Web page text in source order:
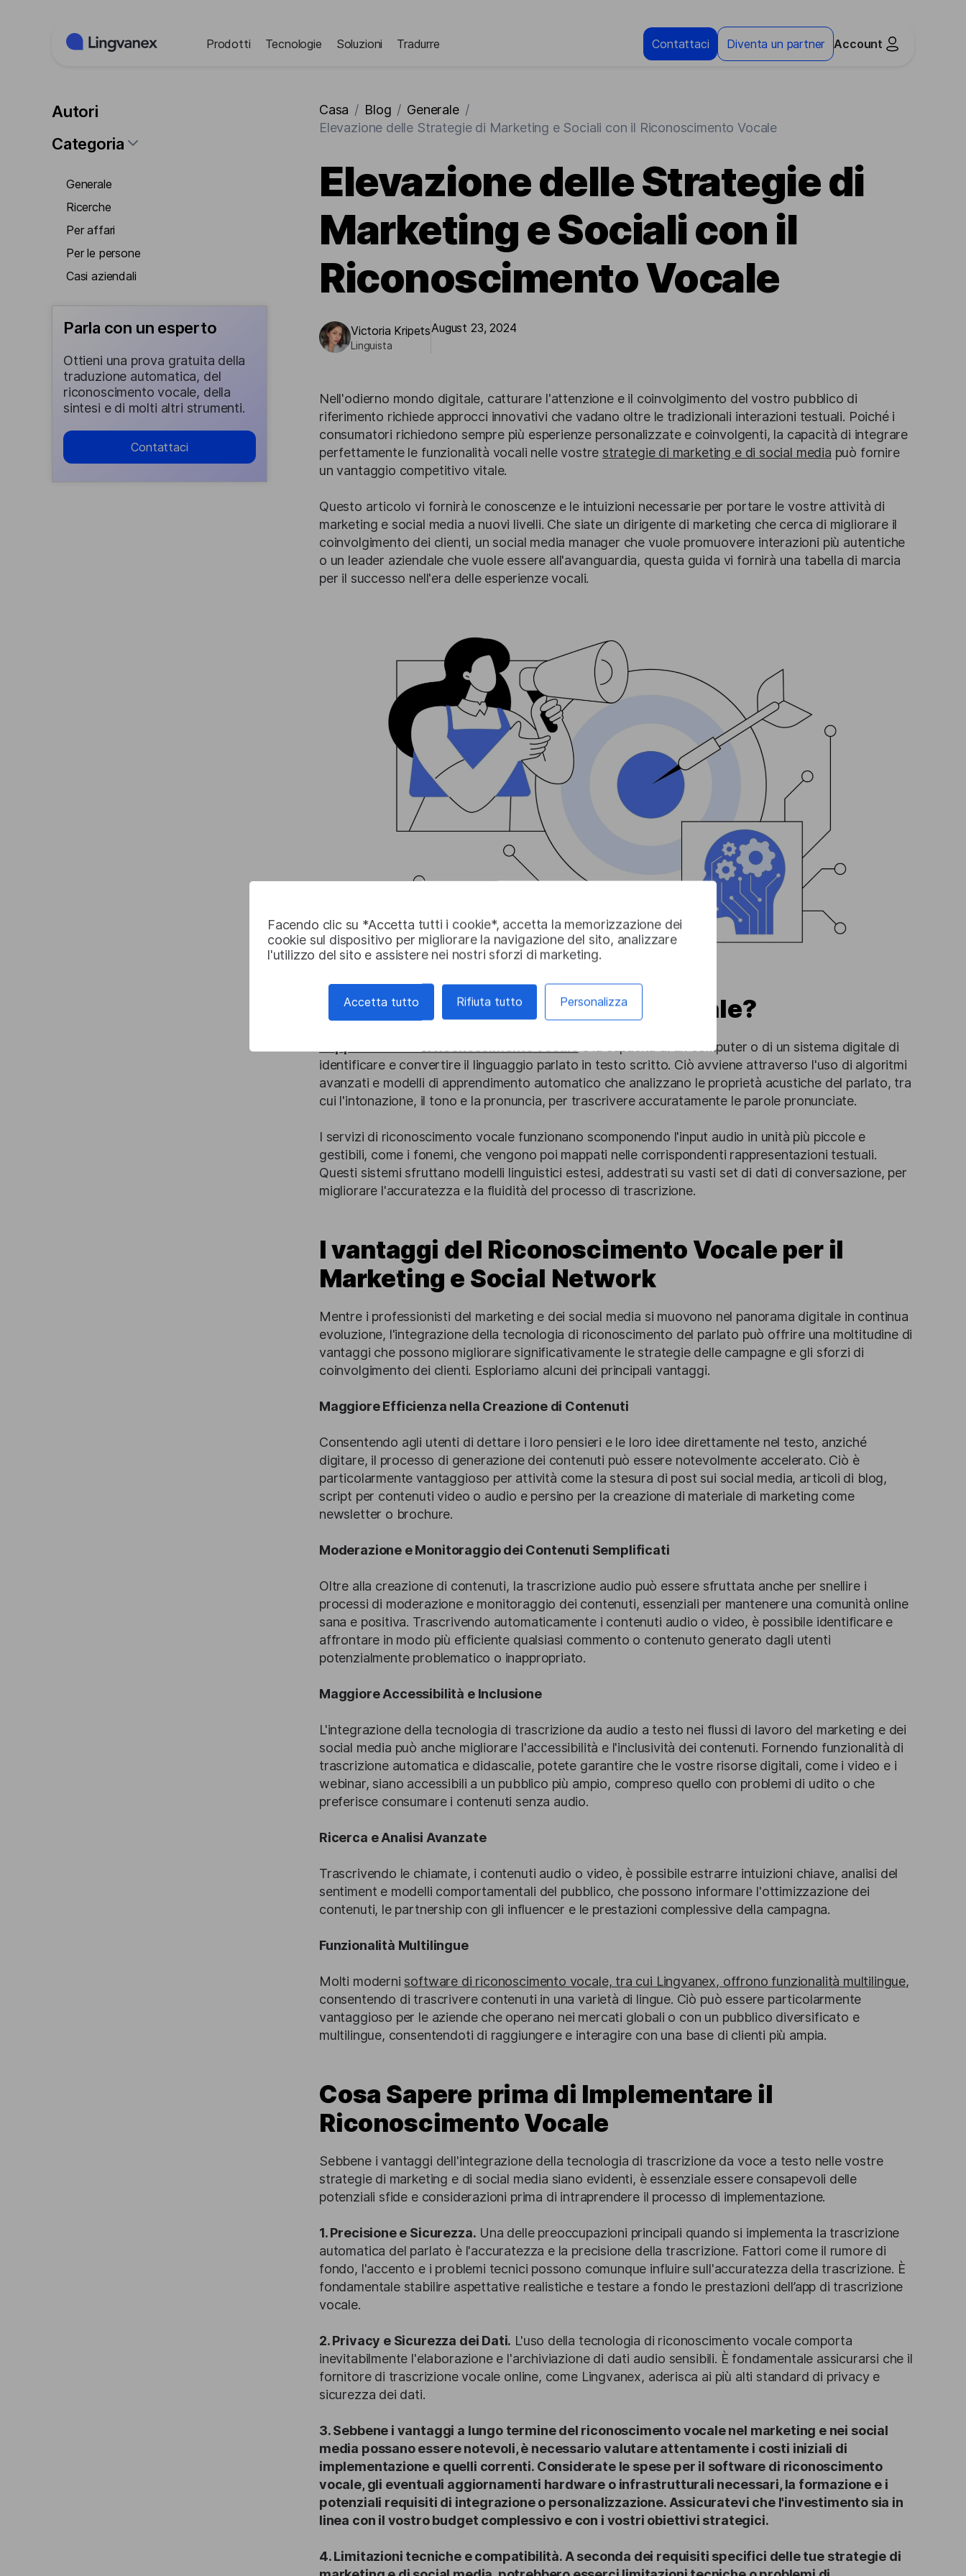
Facendo clic su *Accetta tutti i cookie*, accetta la memorizzazione dei
cookie sul dispositivo per migliorare la navigazione del sito, analizzare
l'utilizzo del sito e assistere nei nostri sforzi di marketing.
Accetta tutto Rifiuta tutto Personalizza
Prodotti Tecnologie Soluzioni Tradurre Contattaci Diventa un partner Account
Autori
Categoria
Generale
Ricerche
Per affari
Per le persone
Casi aziendali
Parla con un esperto
Ottieni una prova gratuita della
traduzione automatica, del
riconoscimento vocale, della
sintesi e di molti altri strumenti.
Contattaci
Casa / Blog / Generale /
Elevazione delle Strategie di Marketing e Sociali con il Riconoscimento Vocale
Elevazione delle Strategie di
Marketing e Sociali con il
Riconoscimento Vocale
Victoria Kripets
Linguista
August 23, 2024
Nell'odierno mondo digitale, catturare l'attenzione e il coinvolgimento del vostro pubblico di
riferimento richiede approcci innovativi che vadano oltre le tradizionali interazioni testuali. Poiché i
consumatori richiedono sempre più esperienze personalizzate e coinvolgenti, la capacità di integrare
perfettamente le funzionalità vocali nelle vostre strategie di marketing e di social media può fornire
un vantaggio competitivo vitale.
Questo articolo vi fornirà le conoscenze e le intuizioni necessarie per portare le vostre attività di
marketing e social media a nuovi livelli. Che siate un dirigente di marketing che cerca di migliorare il
coinvolgimento dei clienti, un social media manager che vuole promuovere interazioni più autentiche
o un leader aziendale che vuole essere all'avanguardia, questa guida vi fornirà una tabella di marcia
per il successo nell'era delle esperienze vocali.
Che cos'è il riconoscimento vocale?
è la capacità di un computer o di un sistema digitale di
identificare e convertire il linguaggio parlato in testo scritto. Ciò avviene attraverso l'uso di algoritmi
avanzati e modelli di apprendimento automatico che analizzano le proprietà acustiche del parlato, tra
cui l'intonazione, il tono e la pronuncia, per trascrivere accuratamente le parole pronunciate.
I servizi di riconoscimento vocale funzionano scomponendo l'input audio in unità più piccole e
gestibili, come i fonemi, che vengono poi mappati nelle corrispondenti rappresentazioni testuali.
Questi sistemi sfruttano modelli linguistici estesi, addestrati su vasti set di dati di conversazione, per
migliorare l'accuratezza e la fluidità del processo di trascrizione.
I vantaggi del Riconoscimento Vocale per il
Marketing e Social Network
Mentre i professionisti del marketing e dei social media si muovono nel panorama digitale in continua
evoluzione, l'integrazione della tecnologia di riconoscimento del parlato può offrire una moltitudine di
vantaggi che possono migliorare significativamente le strategie delle campagne e gli sforzi di
coinvolgimento dei clienti. Esploriamo alcuni dei principali vantaggi.
Maggiore Efficienza nella Creazione di Contenuti
Consentendo agli utenti di dettare i loro pensieri e le loro idee direttamente nel testo, anziché
digitare, il processo di generazione dei contenuti può essere notevolmente accelerato. Ciò è
particolarmente vantaggioso per attività come la stesura di post sui social media, articoli di blog,
script per contenuti video o audio e persino per la creazione di materiale di marketing come
newsletter o brochure.
Moderazione e Monitoraggio dei Contenuti Semplificati
Oltre alla creazione di contenuti, la trascrizione audio può essere sfruttata anche per snellire i
processi di moderazione e monitoraggio dei contenuti, essenziali per mantenere una comunità online
sana e positiva. Trascrivendo automaticamente i contenuti audio o video, è possibile identificare e
affrontare in modo più efficiente qualsiasi commento o contenuto generato dagli utenti
potenzialmente problematico o inappropriato.
Maggiore Accessibilità e Inclusione
L'integrazione della tecnologia di trascrizione da audio a testo nei flussi di lavoro del marketing e dei
social media può anche migliorare l'accessibilità e l'inclusività dei contenuti. Fornendo funzionalità di
trascrizione automatica e didascalie, potete garantire che le vostre risorse digitali, come i video e i
webinar, siano accessibili a un pubblico più ampio, compreso quello con problemi di udito o che
preferisce consumare i contenuti senza audio.
Ricerca e Analisi Avanzate
Trascrivendo le chiamate, i contenuti audio o video, è possibile estrarre intuizioni chiave, analisi del
sentiment e modelli comportamentali del pubblico, che possono informare l'ottimizzazione dei
contenuti, le partnership con gli influencer e le prestazioni complessive della campagna.
Funzionalità Multilingue
Molti moderni software di riconoscimento vocale, tra cui Lingvanex, offrono funzionalità multilingue,
consentendo di trascrivere contenuti in una varietà di lingue. Ciò può essere particolarmente
vantaggioso per le aziende che operano nei mercati globali o con un pubblico diversificato e
multilingue, consentendoti di raggiungere e interagire con una base di clienti più ampia.
Cosa Sapere prima di Implementare il
Riconoscimento Vocale
Sebbene i vantaggi dell'integrazione della tecnologia di trascrizione da voce a testo nelle vostre
strategie di marketing e di social media siano evidenti, è essenziale essere consapevoli delle
potenziali sfide e considerazioni prima di intraprendere il processo di implementazione.
1. Precisione e Sicurezza. Una delle preoccupazioni principali quando si implementa la trascrizione
automatica del parlato è l'accuratezza e la precisione della trascrizione. Fattori come il rumore di
fondo, l'accento e i problemi tecnici possono comunque influire sull'accuratezza della trascrizione. È
fondamentale stabilire aspettative realistiche e testare a fondo le prestazioni dell’app di trascrizione
vocale.
2. Privacy e Sicurezza dei Dati. L'uso della tecnologia di riconoscimento vocale comporta
inevitabilmente l'elaborazione e l'archiviazione di dati audio sensibili. È fondamentale assicurarsi che il
fornitore di trascrizione vocale online, come Lingvanex, aderisca ai più alti standard di privacy e
sicurezza dei dati.
3. Sebbene i vantaggi a lungo termine del riconoscimento vocale nel marketing e nei social
media possano essere notevoli, è necessario valutare attentamente i costi iniziali di
implementazione e quelli correnti. Considerate le spese per il software di riconoscimento
vocale, gli eventuali aggiornamenti hardware o infrastrutturali necessari, la formazione e i
potenziali requisiti di integrazione o personalizzazione. Assicuratevi che l'investimento sia in
linea con il vostro budget complessivo e con i vostri obiettivi strategici.
4. Limitazioni tecniche e compatibilità.A seconda dei requisiti specifici delle tue strategie di